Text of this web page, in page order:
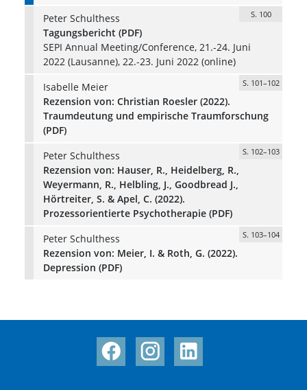
Peter Schulthess
S. 100
Tagungsbericht (PDF)
SEPI Annual Meeting/Conference, 21.-24. Juni
2022 (Lausanne), 22.-23. Juni 2022 (online)
Isabelle Meier
S. 101–102
Rezension von: Christian Roesler (2022).
Traumdeutung und empirische Traumforschung
(PDF)
Peter Schulthess
S. 102–103
Rezension von: Hauser, R., Heidelberg, R.,
Weyermann, R., Helbling, J., Goodbread J.,
Hörtreiter, S. & Apel, C. (2022).
Prozessorientierte Psychotherapie (PDF)
Peter Schulthess
S. 103–104
Rezension von: Meier, I. & Roth, G. (2022).
Depression (PDF)